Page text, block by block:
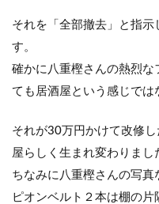
それを「全部撤去」と指
す。
確かに八重樫さんの熱烈な
ても居酒屋という感じでは
それが30万円かけて改修
屋らしく生まれ変わりまし
ちなみに八重樫さんの写
ピオンベルト２本は棚の